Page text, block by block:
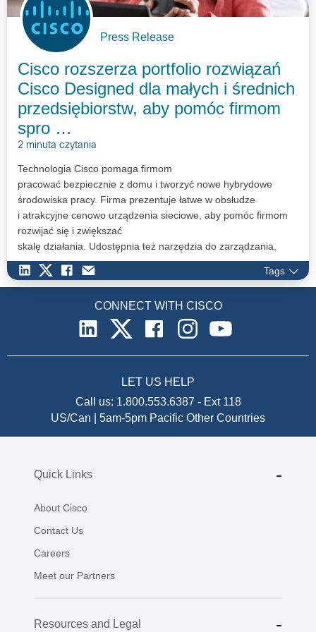
Press Release
Cisco rozszerza portfolio rozwiązań
Cisco Designed dla małych i średnich
przedsiębiorstw, aby pomóc firmom
spro …
2 minuta czytania
Technologia Cisco pomaga firmom
pracować bezpiecznie z domu i tworzyć nowe hybrydowe
środowiska pracy. Firma prezentuje łatwe w obsłudze
i atrakcyjne cenowo urządzenia sieciowe, aby pomóc firmom
rozwijać się i zwiększać
skalę działania. Udostępnia też narzędzia do zarządzania,
które działają z poziomu smartfonów.
Tags
CONNECT WITH CISCO
LET US HELP
Call us: 1.800.553.6387 - Ext 118
US/Can | 5am-5pm Pacific Other Countries